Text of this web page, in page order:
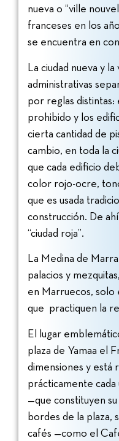
nueva o “ville
franceses en los
se encuentra en
La ciudad nueva y
administrativas
por reglas
prohibido y los
cierta cantidad de
cambio, en toda la
que cada edificio
color rojo-ocre,
que es usada
construcción. De
“ciudad roja”.
La Medina de
palacios y
en Marruecos, solo
que practiquen la
El lugar
plaza de Yamaa el
dimensiones y está
prácticamente
—que constituyen
bordes de la plaza,
cafés —como el